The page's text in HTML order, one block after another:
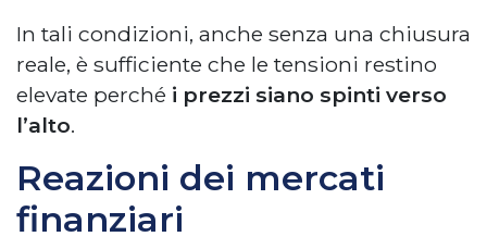
In tali condizioni, anche senza una chiusura
reale, è sufficiente che le tensioni restino
elevate perché i prezzi siano spinti verso
l’alto.
Reazioni dei mercati
finanziari